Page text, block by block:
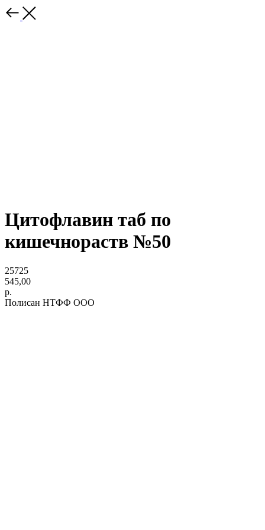
Цитофлавин таб по
кишечнораств №50
25725
545,00
р.
Полисан НТФФ ООО